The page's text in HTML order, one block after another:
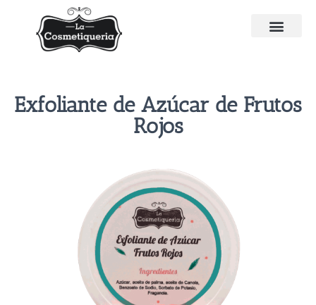
Exfoliante de Azúcar de Frutos
Rojos